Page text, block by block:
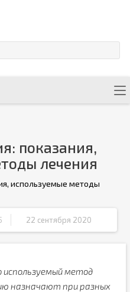
показания,
лечения
22 сентября 2020
используемый метод
назначают при разных